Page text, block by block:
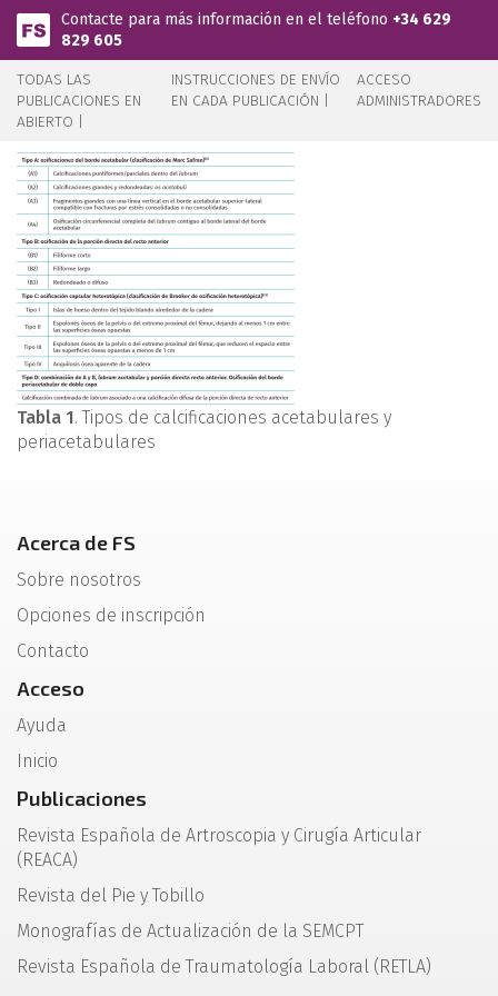
Pasar al contenido principal
Contacte para más información en el teléfono +34 629
829 605
TODAS LAS
PUBLICACIONES EN
ABIERTO |
INSTRUCCIONES DE ENVÍO
EN CADA PUBLICACIÓN |
ACCESO
ADMINISTRADORES
Tabla 1. Tipos de calcificaciones acetabulares y
periacetabulares
Acerca de FS
Sobre nosotros
Opciones de inscripción
Contacto
Acceso
Ayuda
Inicio
Publicaciones
Revista Española de Artroscopia y Cirugía Articular
(REACA)
Revista del Pie y Tobillo
Monografías de Actualización de la SEMCPT
Revista Española de Traumatología Laboral (RETLA)